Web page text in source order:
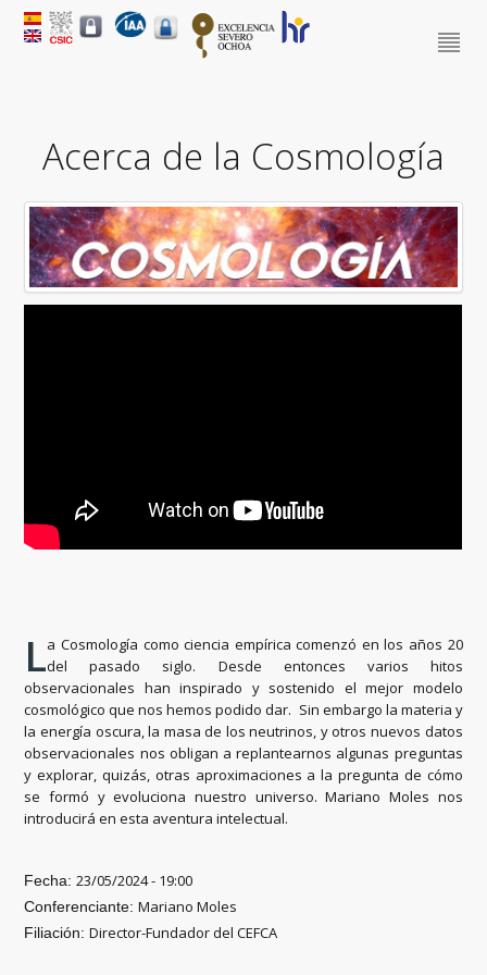
Acerca de la Cosmología
La Cosmología como ciencia empírica comenzó en los años 20
del pasado siglo. Desde entonces varios hitos
observacionales han inspirado y sostenido el mejor modelo
cosmológico que nos hemos podido dar. Sin embargo la materia y
la energía oscura, la masa de los neutrinos, y otros nuevos datos
observacionales nos obligan a replantearnos algunas preguntas
y explorar, quizás, otras aproximaciones a la pregunta de cómo
se formó y evoluciona nuestro universo. Mariano Moles nos
introducirá en esta aventura intelectual.
Fecha:23/05/2024 - 19:00
Conferenciante:Mariano Moles
Filiación:Director-Fundador del CEFCA